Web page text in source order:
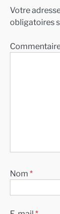
Votre
obligatoires
Nom *